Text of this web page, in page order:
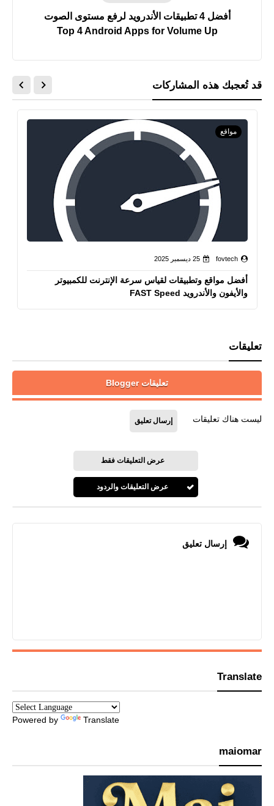
أفضل 4 تطبيقات الأندرويد لرفع مستوى الصوت
Top 4 Android Apps for Volume Up
قد تُعجبك هذه المشاركات
مواقع
fovtech 25 ديسمبر 2025
أفضل مواقع وتطبيقات لقياس سرعة الإنترنت للكمبيوتر
والأيفون والأندرويد FAST Speed
تعليقات
تعليقات Blogger
ليست هناك تعليقات إرسال تعليق
عرض التعليقات فقط
عرض التعليقات والردود
إرسال تعليق
Translate
Powered by Translate
maiomar